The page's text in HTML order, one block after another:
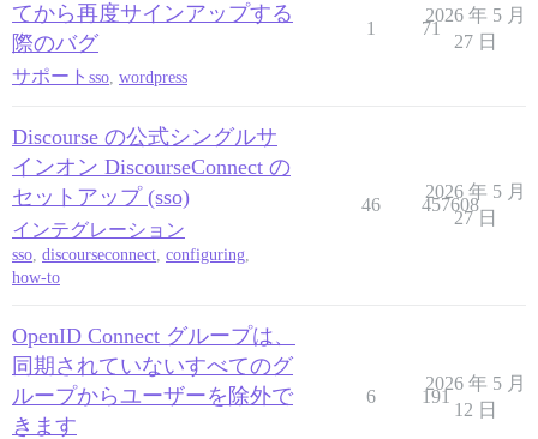
てから再度サインアップする
際のバグ
サポート sso wordpress
1 71
2026 年 5 月
27 日
Discourse の公式シングルサ
インオン DiscourseConnect の
セットアップ (sso)
インテグレーション
sso, discourseconnect, configuring,
how-to
46 457608
2026 年 5 月
27 日
OpenID Connect グループは、
同期されていないすべてのグ
ループからユーザーを除外で
きます
6 191
2026 年 5 月
12 日